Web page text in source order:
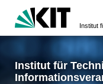
Institut für